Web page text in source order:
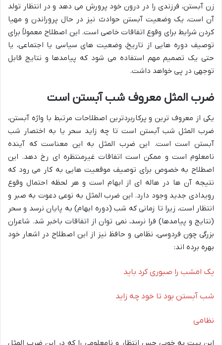
زن آبستن، فرزندی را در درون خود پرورش می دهد و در انتظار تولد
آن است، یک وضعیت آبستن حوادث نیز در حال پروراندن و مهیا
کردن شرایط برای وقوع اتفاقات خاصی است. این اصطلاح معمولاً برای
توصیف دوره هایی از تاریخ، وضعیت های سیاسی یا اجتماعی، یا
حتی یک تصمیم مهم استفاده می شود که پیامدها و نتایج قابل
توجهی در پی خواهد داشت.
ضرب المثل معروف شب آبستن است
یکی از معروف ترین و پرکاربردترین اصطلاحات مرتبط با واژه آبستن،
ضرب المثل شب آبستن است تا چه زاید سحر یا به اختصار شب
آبستن است است. این ضرب المثل به این معناست که آینده
نامعلوم است و ممکن است اتفاقات غیرمنتظره ای رخ دهد. این
اصطلاح به خصوص برای توصیف موقعیت هایی به کار می رود که
نتیجه آن ها در هاله ای از ابهام است و هر لحظه احتمال وقوع
رویدادی جدید وجود دارد. این ضرب المثل به نوعی دعوت به صبر و
انتظار است، زیرا تا زمانی که شب (دوره ابهام) به پایان نرسد و سحر
(نتایج و پیامدها) فرا نرسد، نمی توان از اتفاقات باخبر شد. شاعران
بزرگی چون فردوسی، نظامی و حافظ نیز از این اصطلاح در اشعار خود
بهره برده اند:
یک امشب را صبوری کرد باید
شب آبستن بود تا خود چه زاید
نظامی
این بیت به خوبی حس انتظار و نامعلومی را که در این ضرب المثل